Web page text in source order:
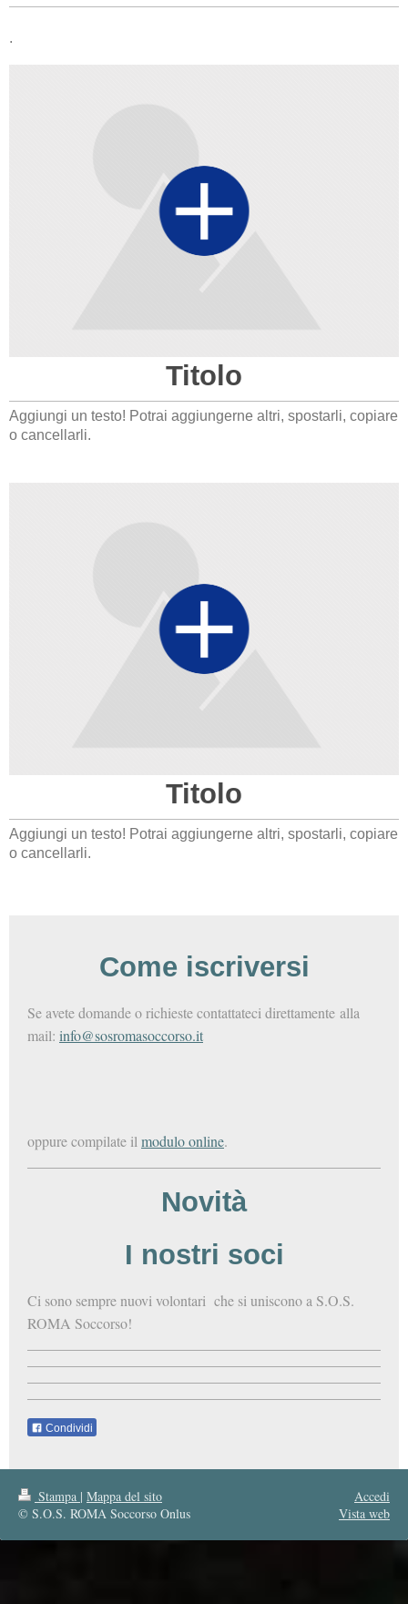
.
Titolo
Aggiungi un testo! Potrai aggiungerne altri, spostarli, copiare
o cancellarli.
Titolo
Aggiungi un testo! Potrai aggiungerne altri, spostarli, copiare
o cancellarli.
Come iscriversi
Se avete domande o richieste contattateci direttamente alla
mail: info@sosromasoccorso.it
oppure compilate ilmodulo online.
Novità
I nostri soci
Ci sono sempre nuovi volontari che si uniscono a S.O.S.
ROMA Soccorso!
Condividi
Stampa | Mappa del sito
© S.O.S. ROMA Soccorso Onlus
Accedi
Vista web